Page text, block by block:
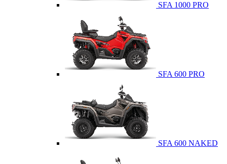
SFA 1000 PRO
SFA 600 PRO
SFA 600 NAKED